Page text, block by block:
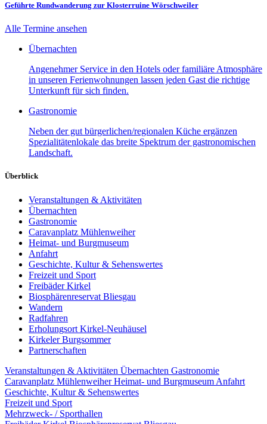
Geführte Rundwanderung zur Klosterruine Wörschweiler
Alle Termine ansehen
Übernachten
Angenehmer Service in den Hotels oder familiäre Atmosphäre
in unseren Ferienwohnungen lassen jeden Gast die richtige
Unterkunft für sich finden.
Gastronomie
Neben der gut bürgerlichen/regionalen Küche ergänzen
Spezialitätenlokale das breite Spektrum der gastronomischen
Landschaft.
Überblick
Veranstaltungen & Aktivitäten
Übernachten
Gastronomie
Caravanplatz Mühlenweiher
Heimat- und Burgmuseum
Anfahrt
Geschichte, Kultur & Sehenswertes
Freizeit und Sport
Freibäder Kirkel
Biosphärenreservat Bliesgau
Wandern
Radfahren
Erholungsort Kirkel-Neuhäusel
Kirkeler Burgsommer
Partnerschaften
Veranstaltungen & Aktivitäten Übernachten Gastronomie
Caravanplatz MühlenweiherHeimat- und Burgmuseum Anfahrt
Geschichte, Kultur & Sehenswertes
Freizeit und Sport
Mehrzweck- / Sporthallen